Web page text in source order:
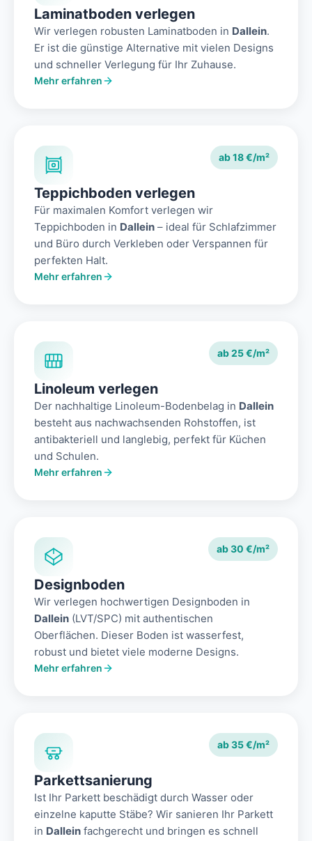
Laminatboden verlegen
Wir verlegen robusten Laminatboden in Dallein.
Er ist die günstige Alternative mit vielen Designs
und schneller Verlegung für Ihr Zuhause.
Mehr erfahren
ab 18 €/m²
Teppichboden verlegen
Für maximalen Komfort verlegen wir
Teppichboden in Dallein – ideal für Schlafzimmer
und Büro durch Verkleben oder Verspannen für
perfekten Halt.
Mehr erfahren
ab 25 €/m²
Linoleum verlegen
Der nachhaltige Linoleum-Bodenbelag in Dallein
besteht aus nachwachsenden Rohstoffen, ist
antibakteriell und langlebig, perfekt für Küchen
und Schulen.
Mehr erfahren
ab 30 €/m²
Designboden
Wir verlegen hochwertigen Designboden in
Dallein (LVT/SPC) mit authentischen
Oberflächen. Dieser Boden ist wasserfest,
robust und bietet viele moderne Designs.
Mehr erfahren
ab 35 €/m²
Parkettsanierung
Ist Ihr Parkett beschädigt durch Wasser oder
einzelne kaputte Stäbe? Wir sanieren Ihr Parkett
in Dallein fachgerecht und bringen es schnell